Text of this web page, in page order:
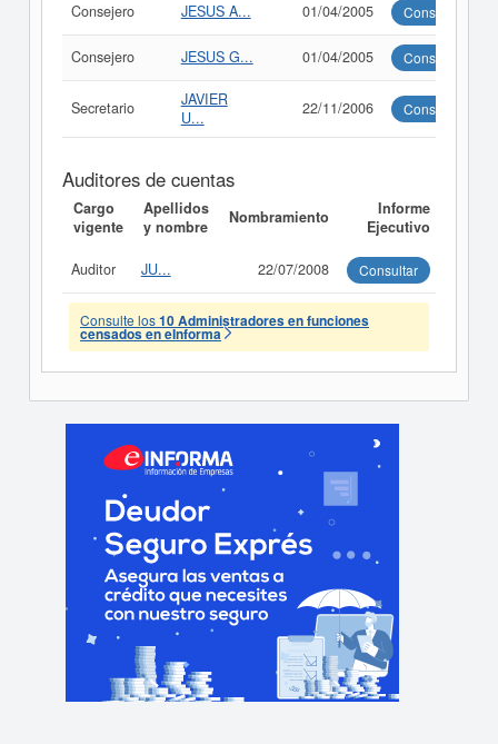
Consejero JESUS A... 01/04/2005 Consultar
Consejero JESUS G... 01/04/2005 Consultar
Secretario
JAVIER
U...
22/11/2006 Consultar
Auditores de cuentas
Cargo
vigente
Apellidos
y nombre
Nombramiento
Informe
Ejecutivo
Auditor JU... 22/07/2008 Consultar
Consulte los10 Administradores en funciones
censados en eInforma